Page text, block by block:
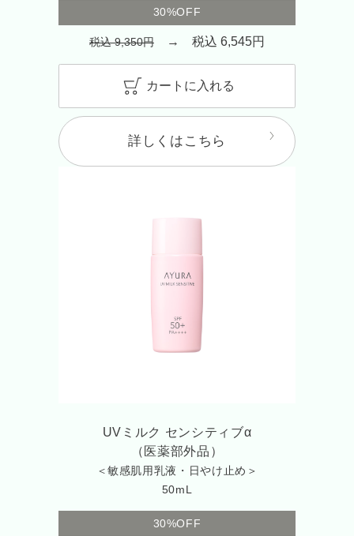
30%OFF
税込 9,350円 → 税込 6,545円
カートに入れる
詳しくはこちら
UVミルク センシティブα
（医薬部外品）
＜敏感肌用乳液・日やけ止め＞
50mL
30%OFF